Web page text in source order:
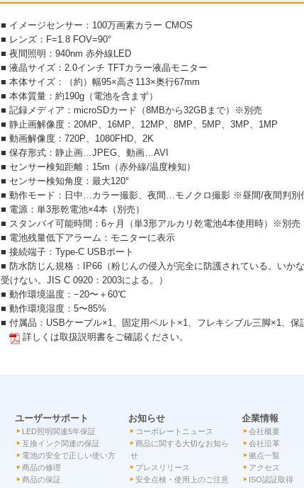
■ イメージセンサー：100万画素カラー CMOS
■ レンズ：F=1.8 FOV=90°
■ 夜間照明：940nm 赤外線LED
■ 液晶サイズ：2.0インチ TFTカラー液晶モニター
■ 本体サイズ：（約）幅95×高さ113×奥行67mm
■ 本体質量：約190g（電池を含まず）
■ 記録メディア：microSDカード（8MBから32GBまで）※別売
■ 静止画解像度：20MP、16MP、12MP、8MP、5MP、3MP、1MP
■ 動画解像度：720P、1080FHD、2K
■ 保存形式：静止画…JPEG、動画…AVI
■ センサー検知距離：15m（赤外線/温度検知）
■ センサー検知角度：最大120°
■ 動作モード：日中…カラー撮影、夜間…モノクロ撮影 ※昼間/夜間判別
■ 電源：単3形乾電池×4本（別売）
■ スタンバイ可能時間：6ヶ月（単3形アルカリ乾電池4本使用時）※別売
■ 電池残量低下アラーム：モニターに表示
■ 接続端子：Type-C USBポート
■ 防水防じん規格：IP66（粉じんの侵入が完全に防護されている。いか
受けない。JIS C 0920：2003による。）
■ 動作環境温度：−20〜＋60℃
■ 動作環境湿度：5〜85%
■ 付属品：USBケーブル×1、固定用ベルト×1、フレキシブル三脚×1、保
詳しくは取扱説明書をご確認ください。
ユーザーサポート
LED照明関連5年保証
互換インク関連の保証
電池の安全で正しい使い方
商品の修理
商品の保証
お知らせ
コーポレートニュース
商品に関する大切なお知ら
せ
プレスリリース
安全点検・使用上のご注意
企業情報
会社概要
会社沿革
拠点一覧
アクセス
ISO認証取得